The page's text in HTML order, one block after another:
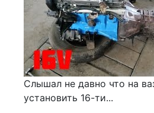
Слышал не давно что на
установить 16-ти...